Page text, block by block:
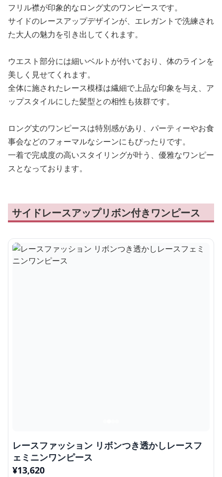
フリル襟が印象的なロング丈のワンピースです。
サイドのレースアップデザインが、エレガントで洗練され
た大人の魅力を引き出してくれます。
ウエスト部分には細いベルトが付いており、体のラインを
美しく見せてくれます。
全体に施されたレース模様は繊細で上品な印象を与え、ア
ップスタイルにした髪型との相性も抜群です。
ロング丈のワンピースは特別感があり、パーティーやお食
事会などのフォーマルなシーンにもぴったりです。
一着で完成度の高いスタイリングが叶う、優雅なワンピー
スとなっております。
サイドレースアップリボン付きワンピース
レースファッション リボンつき透かしレースフ
ェミニンワンピース
¥13,620